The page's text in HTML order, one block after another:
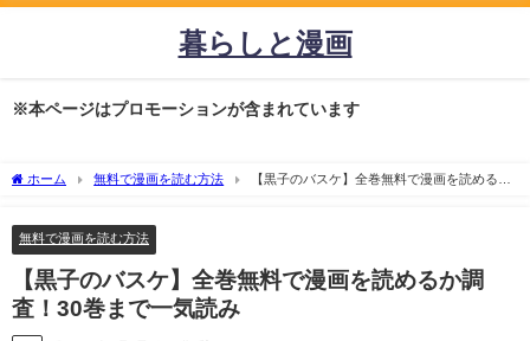
暮らしと漫画
※本ページはプロモーションが含まれています
ホーム 無料で漫画を読む方法
【黒子のバスケ】全巻無料で漫画を読めるか
無料で漫画を読む方法
【黒子のバスケ】全巻無料で漫画を読めるか調
査！30巻まで一気読み